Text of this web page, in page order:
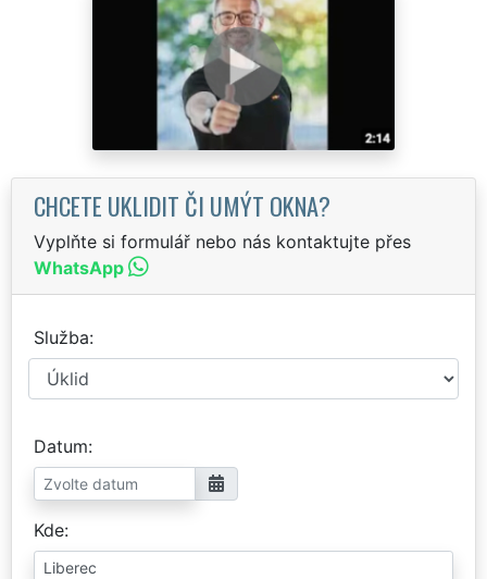
CHCETE UKLIDIT ČI UMÝT OKNA?
Vyplňte si formulář nebo nás kontaktujte přes
WhatsApp
Služba
Datum
Kde